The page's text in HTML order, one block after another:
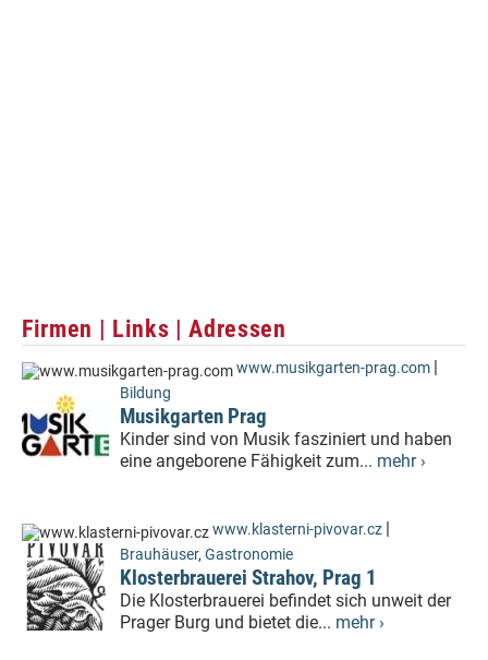
Firmen | Links | Adressen
www.musikgarten-prag.com |
Bildung
Musikgarten Prag
Kinder sind von Musik fasziniert und haben
eine angeborene Fähigkeit zum... mehr ›
www.klasterni-pivovar.cz |
Brauhäuser, Gastronomie
Klosterbrauerei Strahov, Prag 1
Die Klosterbrauerei befindet sich unweit der
Prager Burg und bietet die... mehr ›